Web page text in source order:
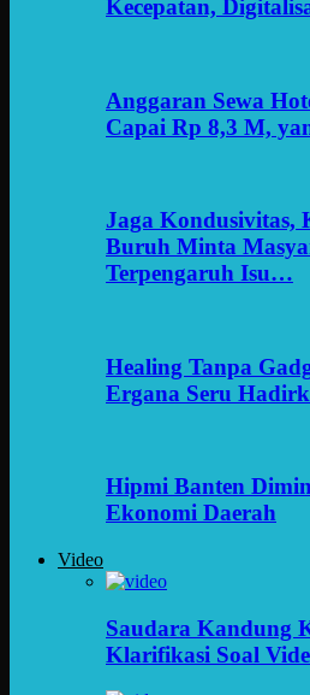
Kecepatan,
Anggaran Sewa
Capai Rp 8,3 M,
Jaga Kondusivitas,
Buruh Minta
Terpengaruh Isu…
Healing Tanpa
Ergana Seru
Hipmi Banten
Ekonomi Daerah
Video
Saudara Kandung
Klarifikasi Soal